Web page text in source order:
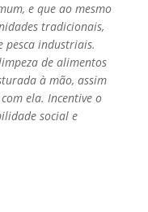
e que ao mesmo
tradicionais,
pesca industriais.
de alimentos
à mão, assim
ela. Incentive o
social e